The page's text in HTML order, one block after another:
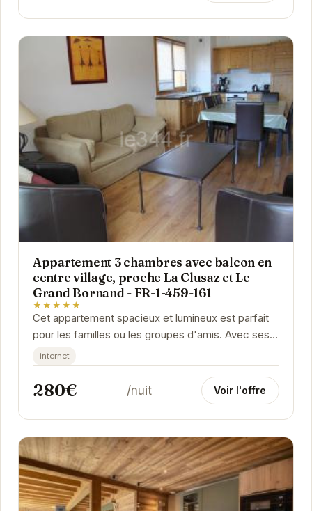
Appartement 3 chambres avec balcon en
centre village, proche La Clusaz et Le
Grand Bornand - FR-1-459-161
★★★★★
Cet appartement spacieux et lumineux est parfait
pour les familles ou les groupes d'amis. Avec ses
trois chambres confortables, son balcon offrant...
internet
280€ /nuit Voir l'offre